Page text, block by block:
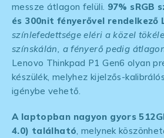
messze átlagon felüli. 97% sRGB
és 300nit fényerővel rendelkező
színlefedettsége eléri a közel
színskálán, a fényerő pedig
Lenovo Thinkpad P1 Gen6 olyan
készülék, melyhez kijelzős-
igénybe vehető.
A laptopban nagyon gyors
4.0) található , melynek